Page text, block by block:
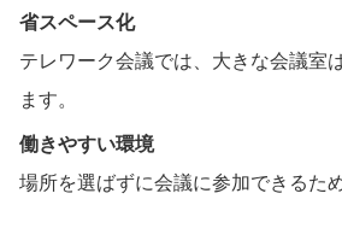
省スペース化
テレワーク会議では、大きな会議室
ます。
働きやすい環境
場所を選ばずに会議に参加できるた